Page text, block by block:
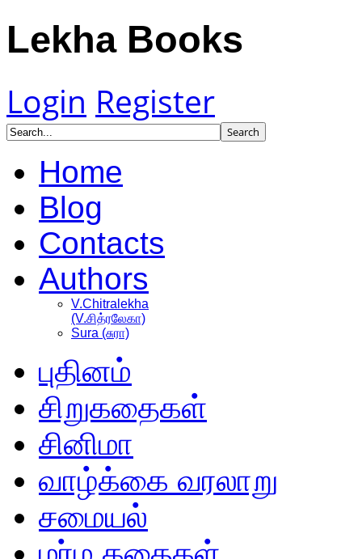
Lekha Books
Login Register
Home
Blog
Contacts
Authors
V.Chitralekha
(V.சித்ரலேகா)
Sura (சுரா)
புதினம்
சிறுகதைகள்
சினிமா
வாழ்க்கை வரலாறு
சமையல்